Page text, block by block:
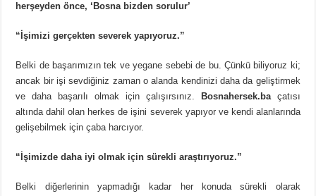
herşeyden önce, ‘Bosna bizden sorulur’
“İşimizi gerçekten severek yapıyoruz.”
Belki de başarımızın tek ve yegane sebebi de bu. Çünkü biliyoruz ki;
ancak bir işi sevdiğiniz zaman o alanda kendinizi daha da geliştirmek
ve daha başarılı olmak için çalışırsınız. Bosnahersek.baçatısı
altında dahil olan herkes de işini severek yapıyor ve kendi alanlarında
gelişebilmek için çaba harcıyor.
“İşimizde daha iyi olmak için sürekli araştırıyoruz.”
Belki diğerlerinin yapmadığı kadar her konuda sürekli olarak